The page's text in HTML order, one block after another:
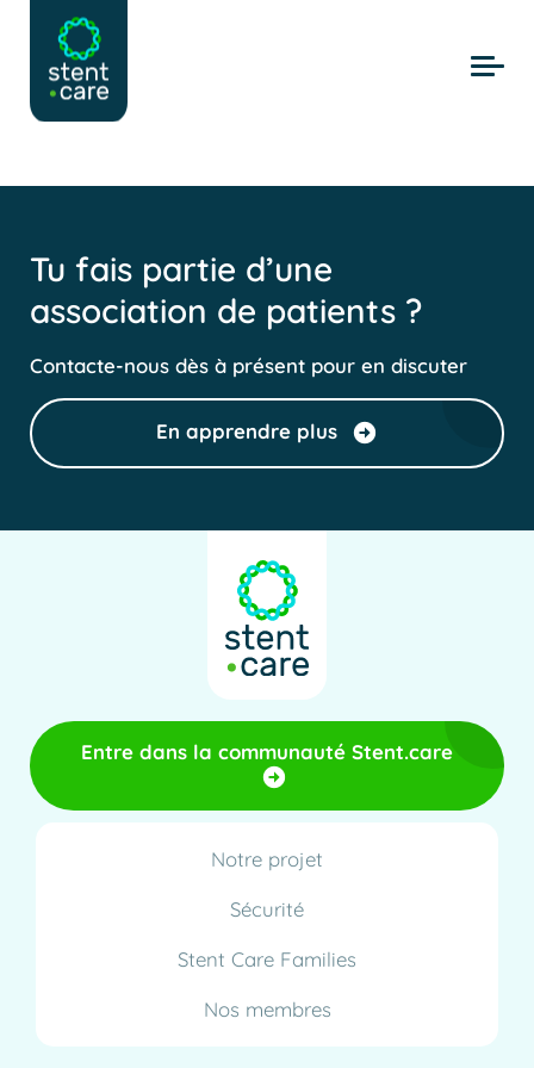
Skip to main content
Tu fais partie d’une
association de patients ?
Contacte-nous dès à présent pour en discuter
En apprendre plus
Entre dans la communauté Stent.care
Notre projet
Sécurité
Stent Care Families
Nos membres